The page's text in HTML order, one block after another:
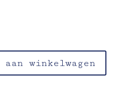
aan winkelwagen